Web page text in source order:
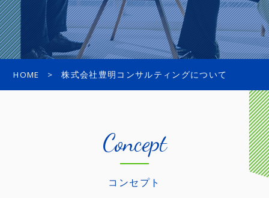
HOME 株式会社豊明コンサルティングについて
Concept
コンセプト